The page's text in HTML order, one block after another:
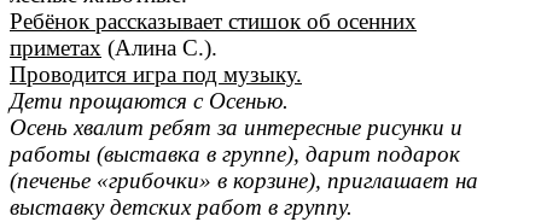
Ребёнок рассказывает стишок об осенних
приметах (Алина С.).
Проводится игра под музыку.
Дети прощаются с Осенью.
Осень хвалит ребят за интересные рисунки и
работы (выставка в группе), дарит подарок
(печенье «грибочки» в корзине), приглашает на
выставку детских работ в группу.